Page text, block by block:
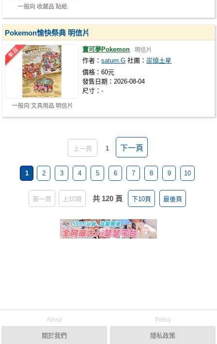
一般向 收藏品 貼紙
一般向 文具用品 明信片
Pokemon愉快祭典 明信片
寶可夢Pokemon 明信片
作者：saturn.G 社團： 炭燒土星
價格：60元
發售日期：2026-08-04
尺寸：-
上一頁 1 下一頁
1 2 3 4 5 6 7 8 9 10
第一頁 上10頁 共 120 頁 下10頁 最後頁
About
關於我們
Policy
隱私政策